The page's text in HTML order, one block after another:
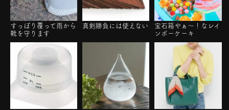
すっぽり覆って雨から
靴を守ります
真剣勝負には使えない
宝石箱やぁ～！なレイ
ンボーケーキ